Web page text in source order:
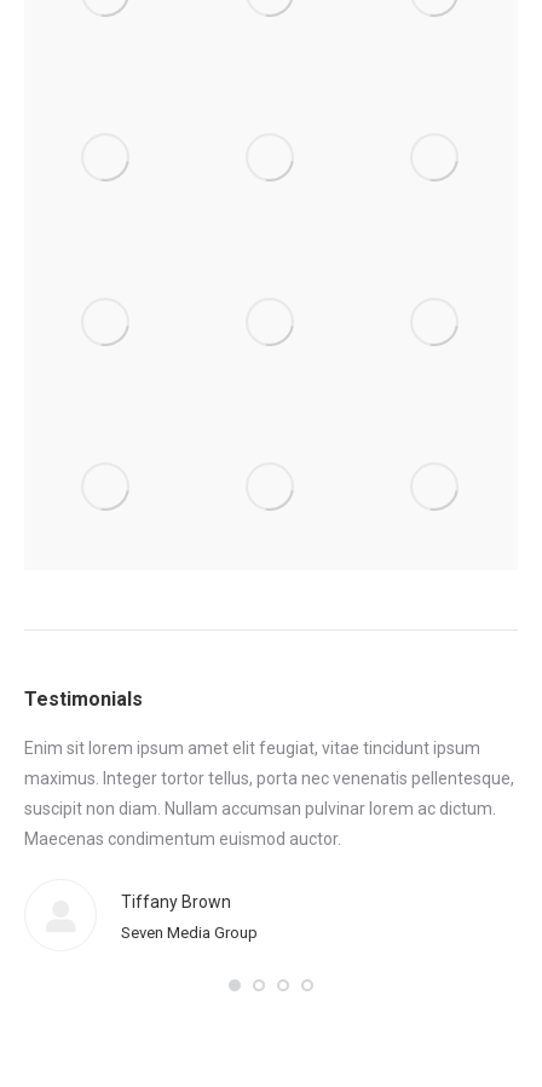
Testimonials
Enim sit lorem ipsum amet elit feugiat, vitae tincidunt ipsum
maximus. Integer tortor tellus, porta nec venenatis pellentesque,
suscipit non diam. Nullam accumsan pulvinar lorem ac dictum.
Maecenas condimentum euismod auctor.
Tiffany Brown
Seven Media Group